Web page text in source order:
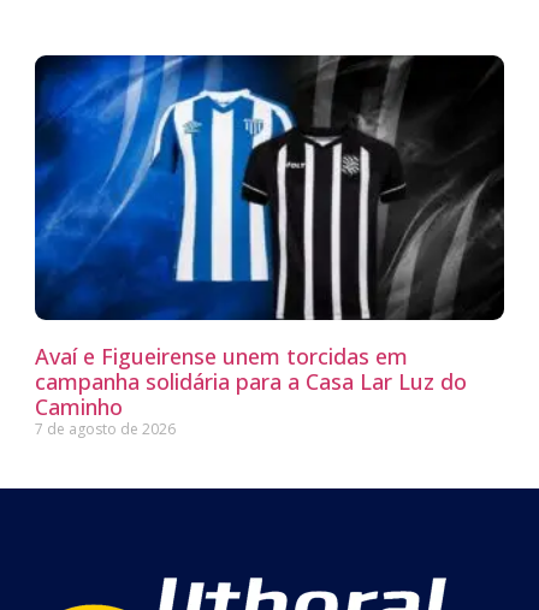
Avaí e Figueirense unem torcidas em
campanha solidária para a Casa Lar Luz do
Caminho
7 de agosto de 2026